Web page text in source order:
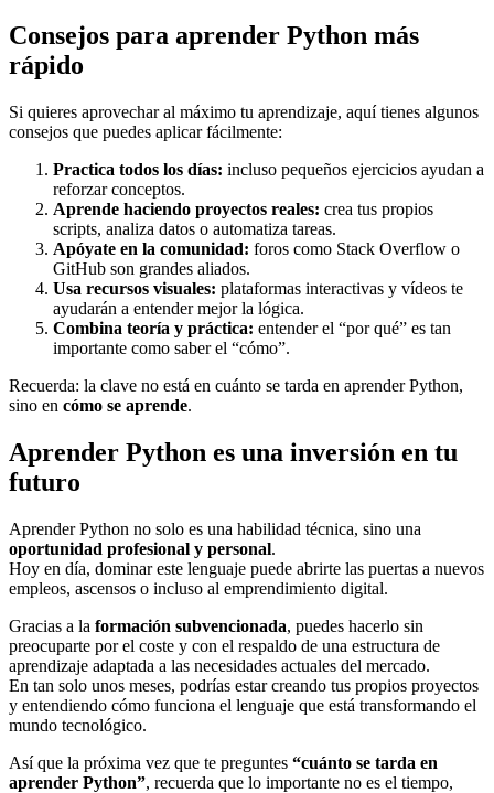
Consejos para aprender Python más
rápido
Si quieres aprovechar al máximo tu aprendizaje, aquí tienes algunos
consejos que puedes aplicar fácilmente:
Practica todos los días: incluso pequeños ejercicios ayudan a
reforzar conceptos.
Aprende haciendo proyectos reales: crea tus propios
scripts, analiza datos o automatiza tareas.
Apóyate en la comunidad: foros como Stack Overflow o
GitHub son grandes aliados.
Usa recursos visuales: plataformas interactivas y vídeos te
ayudarán a entender mejor la lógica.
Combina teoría y práctica: entender el “por qué” es tan
importante como saber el “cómo”.
Recuerda: la clave no está en cuánto se tarda en aprender Python,
sino en cómo se aprende.
Aprender Python es una inversión en tu
futuro
Aprender Python no solo es una habilidad técnica, sino una
oportunidad profesional y personal.
Hoy en día, dominar este lenguaje puede abrirte las puertas a nuevos
empleos, ascensos o incluso al emprendimiento digital.
Gracias a la formación subvencionada, puedes hacerlo sin
preocuparte por el coste y con el respaldo de una estructura de
aprendizaje adaptada a las necesidades actuales del mercado.
En tan solo unos meses, podrías estar creando tus propios proyectos
y entendiendo cómo funciona el lenguaje que está transformando el
mundo tecnológico.
Así que la próxima vez que te preguntes “cuánto se tarda en
aprender Python”, recuerda que lo importante no es el tiempo,